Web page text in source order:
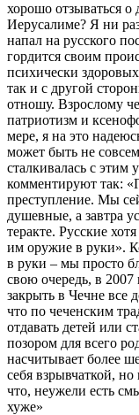
хорошо отзываться о
Иерусалиме? Я ни
напал на русского
гордится своим
психически
так и с другой
отношу. Взрослому
патриотизм и
мере, я на это
может быть не
сталкивалась с этим
комментируют так:
преступление. Мы
душевные, а завтра
теракте. Русские
им оружие в руки».
в руки – мы просто
свою очередь, в
закрыть в Чечне все
что по чеченским
отдавать детей или
позором для всего
насчитывает более
себя взрывчаткой,
что, неужели есть
хуже»